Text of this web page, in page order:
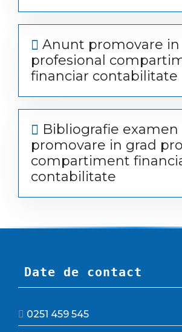
Anunt promovare in
profesional
financiar contabilitate
Bibliografie examen
promovare in grad
compartiment
contabilitate
Date de contact
0251 459 545